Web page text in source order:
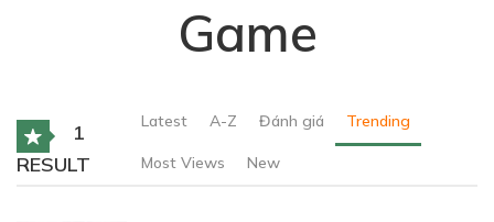
Game
1
RESULT
Latest A-Z Đánh giá Trending
Most Views New